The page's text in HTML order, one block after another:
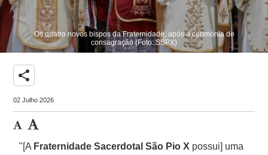
Os quatro novos bispos da Fraternidade, após a cerimónia de
consagração (Foto: SSPX)
share
02 Julho 2026
"[A Fraternidade Sacerdotal São Pio X possui] uma